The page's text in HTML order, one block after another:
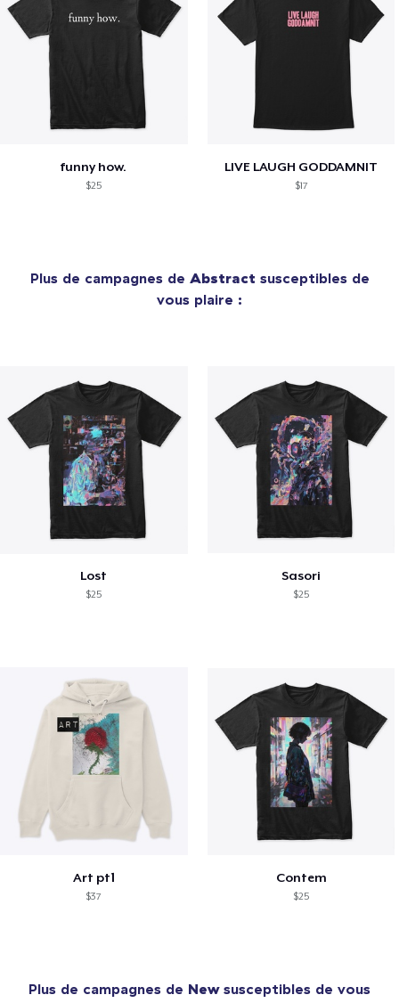
funny how.
$25
LIVE LAUGH GODDAMNIT
$17
Plus de campagnes de Abstract susceptibles de
vous plaire :
Lost
$25
Sasori
$25
Art pt1
$37
Contem
$25
Plus de campagnes de Newsusceptibles de vous